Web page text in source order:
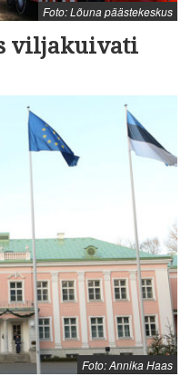
Foto: Lõuna päästekeskus
viljakuivati
Foto: Annika Haas